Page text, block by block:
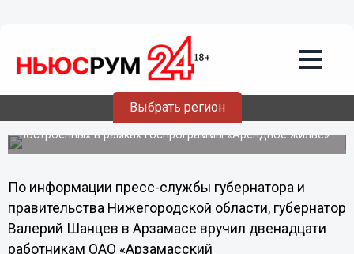
Выбрать регион
Валерий Шанцев поручил
проанализировать строительство
арендного жилья
Губернатор вручил работникам Арзамасского
приборостроительного завода ключи от первых квартир,
построенных в рамках госпрограммы «Арендное жилье».
По информации пресс-службы губернатора и
правительства Нижегородской области, губернатор
Валерий Шанцев в Арзамасе вручил двенадцати
работникам ОАО «Арзамасский